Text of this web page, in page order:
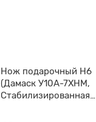
Нож подарочный Н6
(Дамаск У10А-7ХНМ,
Стабилизированная